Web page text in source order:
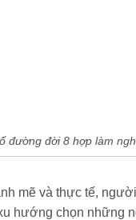
đường đời 8 hợp làm
mẽ và thực tế,
hướng chọn những